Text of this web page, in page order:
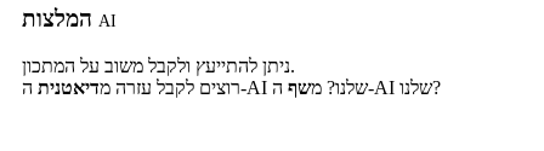
AI
ניתן להתייעץ ולקבל משוב על המתכון.
רוצים לקבל עזרה מדיאטנית ה-AI שלנו? משף ה-AI שלנו?